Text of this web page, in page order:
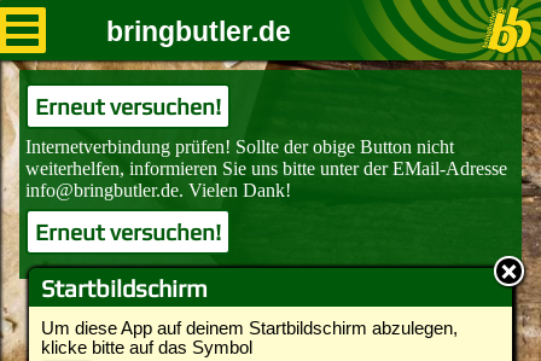
Startbildschirm
Um diese App auf deinem Startbildschirm abzulegen,
klicke bitte auf das Symbol
bringbutler.de
Erneut versuchen!
Erneut versuchen!